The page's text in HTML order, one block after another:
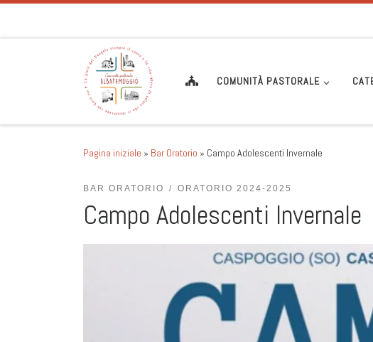
COMUNITÀ PASTORALE
Pagina iniziale » Bar Oratorio » Campo Adolescenti Invernale
BAR ORATORIO ORATORIO 2024-2025
Campo Adolescenti Invernale